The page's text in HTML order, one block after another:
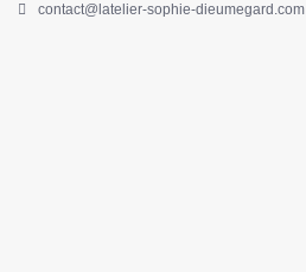
contact@latelier-sophie-dieumegard.com